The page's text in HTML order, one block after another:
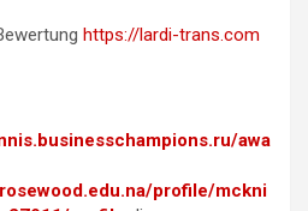
https://lardi-trans.com
awa
profile/mckni